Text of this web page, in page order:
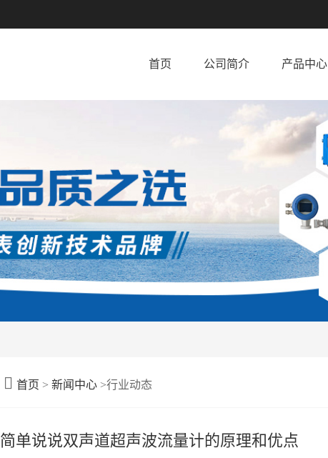
首页 公司简介 产品中心
 首页 > 新闻中心 >行业动态
简单说说双声道超声波流量计的原理和优点